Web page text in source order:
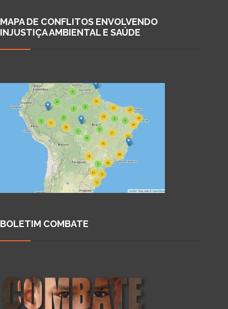
MAPA DE CONFLITOS ENVOLVENDO
INJUSTIÇA AMBIENTAL E SAÚDE
BOLETIM COMBATE